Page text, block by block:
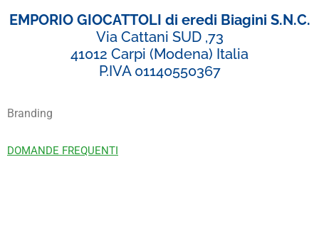
EMPORIO GIOCATTOLI di eredi Biagini S.N.C.
Via Cattani SUD ,73
41012 Carpi (Modena) Italia
P.IVA 01140550367
Branding
DOMANDE FREQUENTI